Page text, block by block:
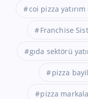
coi pizza
Franchise
gıda sektörü
pizza
pizza